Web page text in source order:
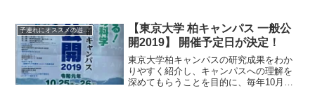
子連れにオススメの遊び場
【東京大学 柏キャンパス 一般公
開2019】 開催予定日が決定！
東京大学柏キャンパスの研究成果をわか
りやすく紹介し、キャンパスへの理解を
深めてもらうことを目的に、毎年10月末